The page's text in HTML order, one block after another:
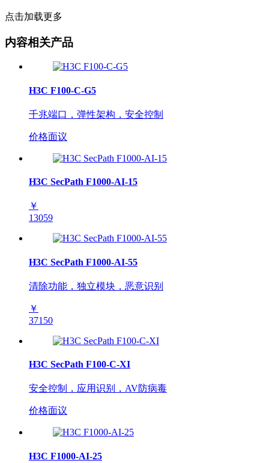
点击加载更多
内容相关产品
H3C F100-C-G5
千兆端口，弹性架构，安全控制
价格面议
H3C SecPath F1000-AI-15
￥
13059
H3C SecPath F1000-AI-55
清除功能，独立模块，恶意识别
￥
37150
H3C SecPath F100-C-XI
安全控制，应用识别，AV防病毒
价格面议
H3C F1000-AI-25